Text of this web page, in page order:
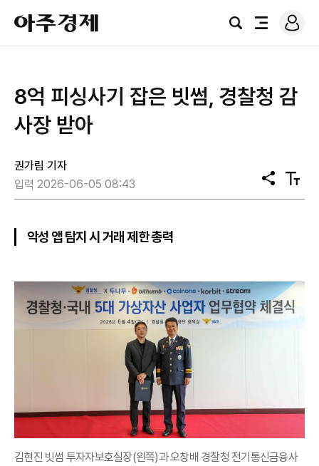
아
주
경
검
전
로
그
8억 피싱사기 잡은 빗썸, 경찰청 감
사장 받아
권가림 기자
입력 2026-06-05 08:43
공
유
텍
스
악성 앱 탐지 시 거래 제한 총력
김현진 빗썸 투자자보호실장(왼쪽)과 오창배 경찰청 전기통신금융사